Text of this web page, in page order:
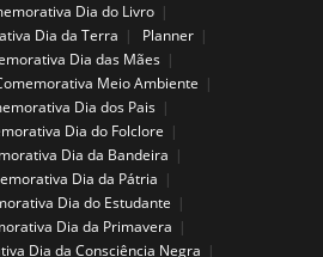
Dia do Livro
Dia da Terra
Planner
Dia das Mães
Meio Ambiente
Dia dos Pais
Dia do Folclore
Dia da Bandeira
Dia da Pátria
Dia do Estudante
Dia da Primavera
Dia da Consciência Negra